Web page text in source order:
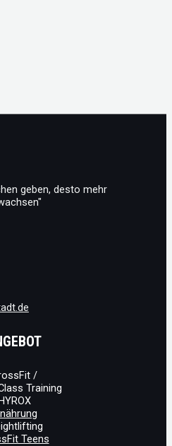
geben, desto mehr
/
Training
Teens